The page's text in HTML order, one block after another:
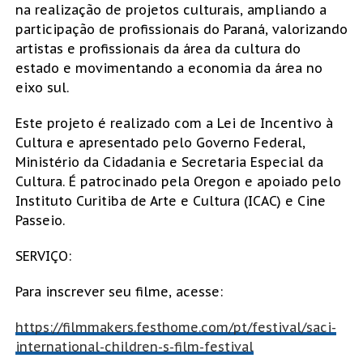
na realização de projetos culturais, ampliando a
participação de profissionais do Paraná, valorizando
artistas e profissionais da área da cultura do
estado e movimentando a economia da área no
eixo sul.
Este projeto é realizado com a Lei de Incentivo à
Cultura e apresentado pelo Governo Federal,
Ministério da Cidadania e Secretaria Especial da
Cultura. É patrocinado pela Oregon e apoiado pelo
Instituto Curitiba de Arte e Cultura (ICAC) e Cine
Passeio.
SERVIÇO:
Para inscrever seu filme, acesse:
https://filmmakers.festhome.com/pt/festival/saci-
international-children-s-film-festival